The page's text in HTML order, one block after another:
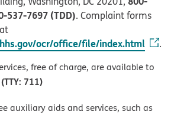
537-7697 (TDD). Complaint forms
ocr/office/file/index.html .
free of charge, are available to
711)
auxiliary aids and services, such as